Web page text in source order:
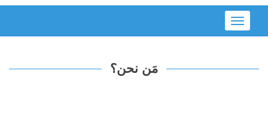
Toggle
navigation
مَن نحن؟